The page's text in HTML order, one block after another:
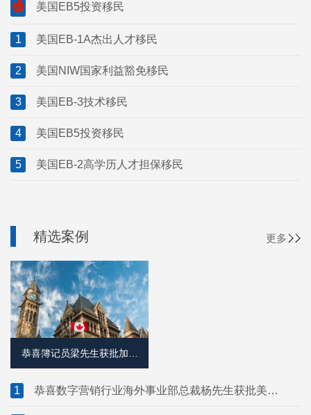
美国EB5投资移民
1 美国EB-1A杰出人才移民
2 美国NIW国家利益豁免移民
3 美国EB-3技术移民
4 美国EB5投资移民
5 美国EB-2高学历人才担保移民
精选案例 更多
恭喜簿记员梁先生获批加拿
大萨省雇主担保移民！
1
恭喜数字营销行业海外事业部总裁杨先生获批美国